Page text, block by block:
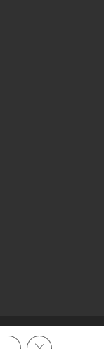
Cerrar el